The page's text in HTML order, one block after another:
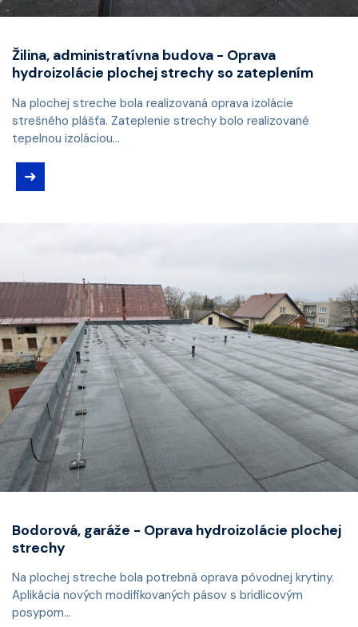
Žilina, administratívna budova - Oprava
hydroizolácie plochej strechy so zateplením
Na plochej streche bola realizovaná oprava izolácie
strešného plášťa. Zateplenie strechy bolo realizované
tepelnou izoláciou...
➜
Bodorová, garáže - Oprava hydroizolácie plochej
strechy
Na plochej streche bola potrebná oprava pôvodnej krytiny.
Aplikácia nových modifikovaných pásov s bridlicovým
posypom...